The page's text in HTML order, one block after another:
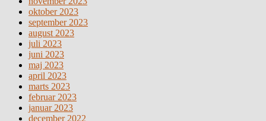
oktober 2023
september 2023
august 2023
juli 2023
juni 2023
maj 2023
april 2023
marts 2023
februar 2023
januar 2023
december 2022